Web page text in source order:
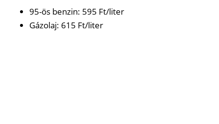
95-ös benzin: 595 Ft/liter
Gázolaj: 615 Ft/liter